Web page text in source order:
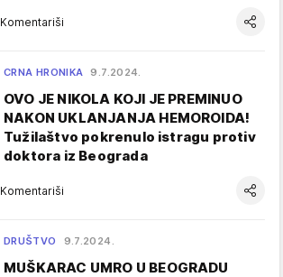
Komentariši
CRNA HRONIKA 9.7.2024.
OVO JE NIKOLA KOJI JE PREMINUO
NAKON UKLANJANJA HEMOROIDA!
Tužilaštvo pokrenulo istragu protiv
doktora iz Beograda
Komentariši
DRUŠTVO 9.7.2024.
MUŠKARAC UMRO U BEOGRADU